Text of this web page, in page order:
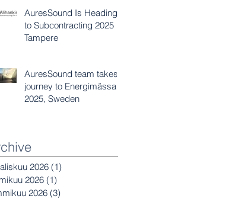
AuresSound Is Heading
to Subcontracting 2025 in
Tampere
AuresSound team takes
journey to Energimässan
2025, Sweden
2026 (1)
2026 (1)
2026 (3)